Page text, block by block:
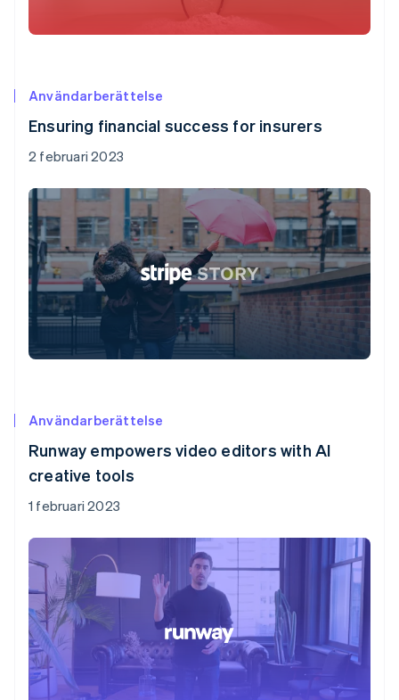
Användarberättelse
Ensuring financial success for insurers
2 februari 2023
Användarberättelse
Runway empowers video editors with AI
creative tools
1 februari 2023